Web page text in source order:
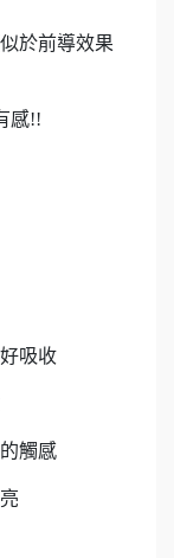
於前導效果
感!!
吸收
觸感